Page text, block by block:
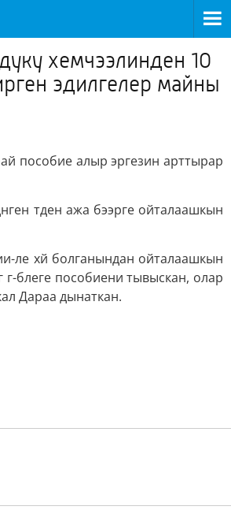
хемчээлинден 10
эдилгелер майны
пособие алыр эргезин арттырар
тден ажа бээрге ойталаашкын
ле хй болганындан ойталаашкын
блеге пособиени тывыскан, олар
Дараа дынаткан.